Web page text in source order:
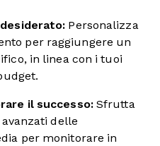
Personalizza
per raggiungere un
in linea con i tuoi
il successo:Sfrutta
delle
per monitorare in